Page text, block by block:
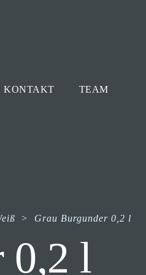
KONTAKT TEAM
> Grau Burgunder 0,2 l
0,2 l